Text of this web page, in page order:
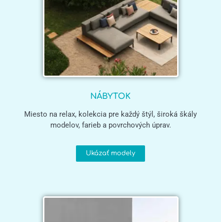
NÁBYTOK
Miesto na relax, kolekcia pre každý štýl, široká škály
modelov, farieb a povrchových úprav.
Ukázať modely